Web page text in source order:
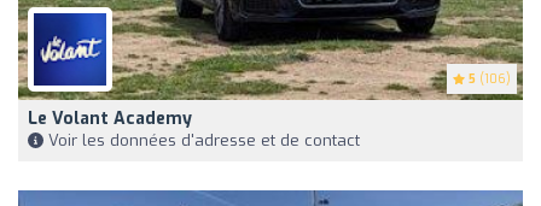
5 (106)
Le Volant Academy
Voir les données d'adresse et de contact